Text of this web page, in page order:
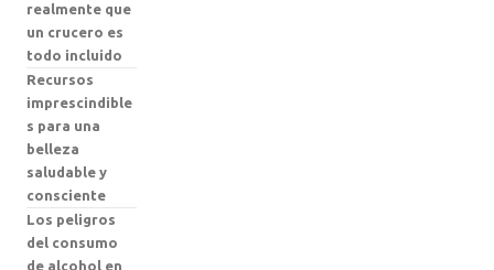
realmente que
un crucero es
todo incluido
Recursos
imprescindible
s para una
belleza
saludable y
consciente
Los peligros
del consumo
de alcohol en